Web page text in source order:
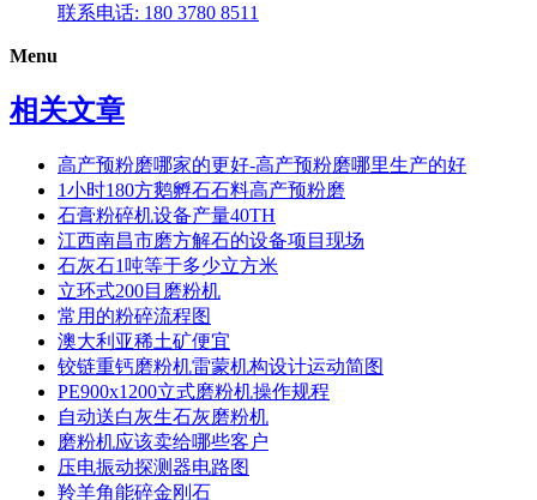
联系电话: 180 3780 8511
Menu
相关文章
高产预粉磨哪家的更好-高产预粉磨哪里生产的好
1小时180方鹅孵石石料高产预粉磨
石膏粉碎机设备产量40TH
江西南昌市磨方解石的设备项目现场
石灰石1吨等于多少立方米
立环式200目磨粉机
常用的粉碎流程图
澳大利亚稀土矿便宜
铰链重钙磨粉机雷蒙机构设计运动简图
PE900x1200立式磨粉机操作规程
自动送白灰生石灰磨粉机
磨粉机应该卖给哪些客户
压电振动探测器电路图
羚羊角能碎金刚石